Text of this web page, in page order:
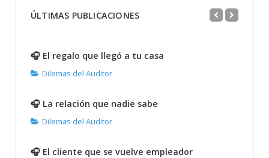
ÚLTIMAS PUBLICACIONES
🎧 El regalo que llegó a tu casa
Dilemas del Auditor
🎧 La relación que nadie sabe
Dilemas del Auditor
🎧 El cliente que se vuelve empleador